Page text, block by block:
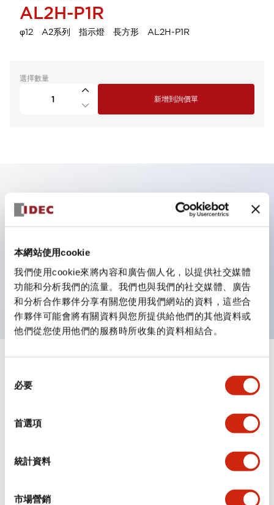
本網站使用cookie
我們使用cookie來將內容和廣告個人化，以提供社交媒體
功能和分析我們的流量。我們也與我們的社交媒體、廣告
和分析合作夥伴分享有關您使用我們網站的資料，這些合
作夥伴可能會將有關資料與您所提供給他們的其他資料或
他們從您使用他們的服務時所收集的資料相結合。
必要
首選項
統計資料
市場營銷
AL2H-P1R
φ12 A2系列 指示燈 長方形 AL2H-P1R
選擇數量
新增到詢價單
主要特點
作業性提升的背部端子方式，全系列統一22mm軸長的
平坦端子面。
UL・CSA認證品
環境規範
機械規格
安裝和安裝規範